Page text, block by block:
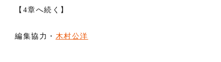
【4章へ続く】
編集協力・ 木村公洋